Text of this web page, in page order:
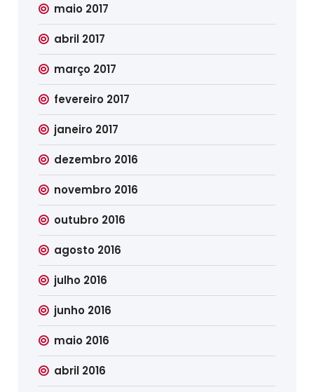
maio 2017
abril 2017
março 2017
fevereiro 2017
janeiro 2017
dezembro 2016
novembro 2016
outubro 2016
agosto 2016
julho 2016
junho 2016
maio 2016
abril 2016